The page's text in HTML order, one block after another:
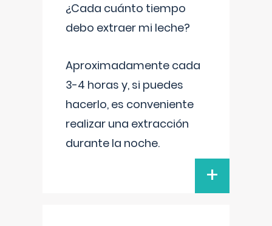
¿Cada cuánto tiempo
debo extraer mi leche?
Aproximadamente cada
3-4 horas y, si puedes
hacerlo, es conveniente
realizar una extracción
durante la noche.
+